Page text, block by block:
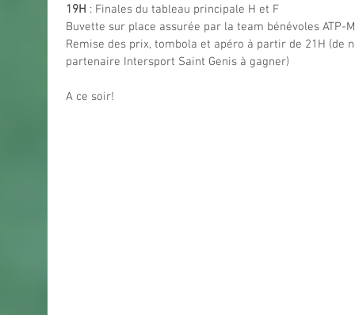
19H : Finales du tableau principale H et F
Buvette sur place assurée par la team bénévoles ATP-
Remise des prix, tombola et apéro à partir de 21H (de
partenaire Intersport Saint Genis à gagner)
A ce soir!